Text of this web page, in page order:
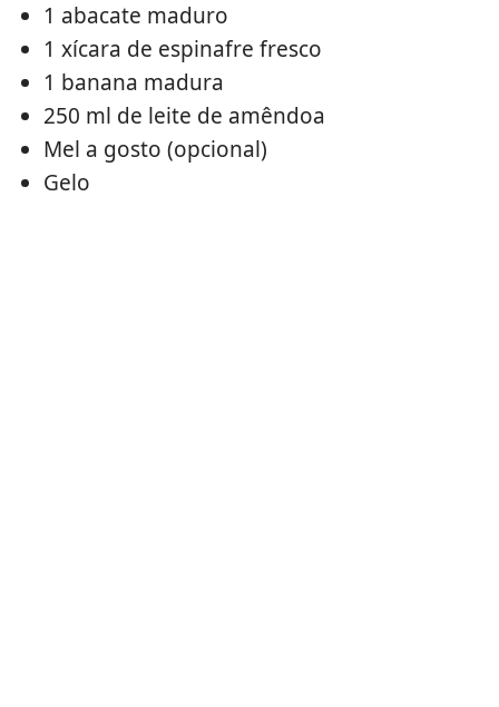
1 abacate maduro
1 xícara de espinafre fresco
1 banana madura
250 ml de leite de amêndoa
Mel a gosto (opcional)
Gelo